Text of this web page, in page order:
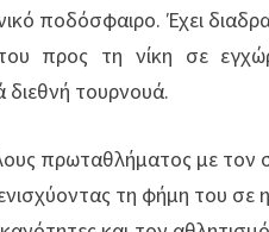
ποδόσφαιρο. Έχει
προς τη νίκη σε
διεθνή τουρνουά.
πρωταθλήματος με τον
τη φήμη του σε